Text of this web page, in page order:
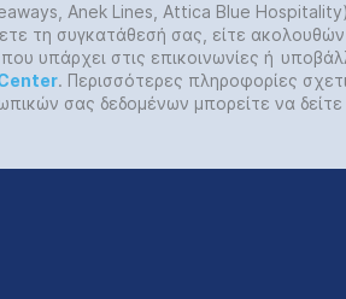
Anek Lines, Attica Blue
τη συγκατάθεσή σας, είτε
υπάρχει στις επικοινωνίες ή
. Περισσότερες πληροφορίες
σας δεδομένων μπορείτε να δείτε